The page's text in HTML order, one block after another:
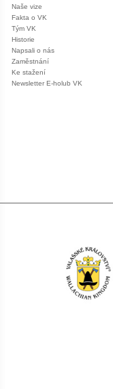
Naše vize
Fakta o VK
Tým VK
Historie
Napsali o nás
Zaměstnání
Ke stažení
Newsletter E-holub VK